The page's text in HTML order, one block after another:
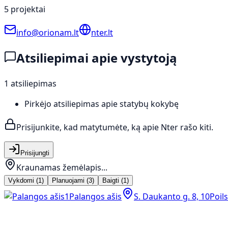
5 projektai
info@orionam.lt nter.lt
Atsiliepimai apie vystytoją
1 atsiliepimas
Pirkėjo atsiliepimas apie statybų kokybę
Prisijunkite, kad matytumėte, ką apie Nter rašo kiti.
Prisijungti
Kraunamas žemėlapis...
Vykdomi (1) Planuojami (3) Baigti (1)
1Palangos ašis S. Daukanto g. 8, 10